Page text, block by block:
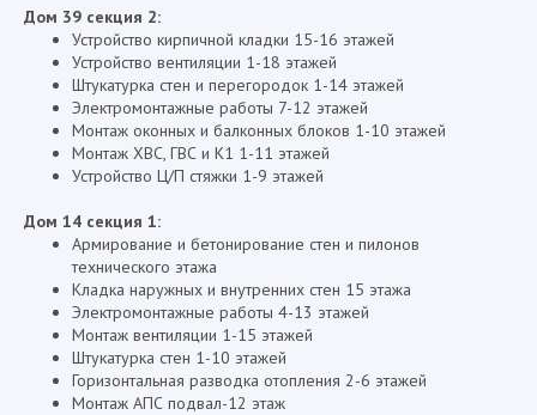
Дом 39 секция 2:
Устройство кирпичной кладки 15-16 этажей
Устройство вентиляции 1-18 этажей
Штукатурка стен и перегородок 1-14 этажей
Электромонтажные работы 7-12 этажей
Монтаж оконных и балконных блоков 1-10 этажей
Монтаж ХВС, ГВС и К1 1-11 этажей
Устройство Ц/П стяжки 1-9 этажей
Дом 14 секция 1:
Армирование и бетонирование стен и пилонов
технического этажа
Кладка наружных и внутренних стен 15 этажа
Электромонтажные работы 4-13 этажей
Монтаж вентиляции 1-15 этажей
Штукатурка стен 1-10 этажей
Горизонтальная разводка отопления 2-6 этажей
Монтаж АПС подвал-12 этаж